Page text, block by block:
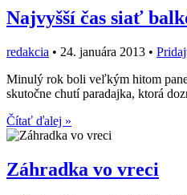
Najvyšší čas siať
redakcia • 24. januára 2013 •
Minulý rok boli veľkým hitom
skutočne chutí paradajka, ktorá
Čítať ďalej »
Záhradka vo vreci